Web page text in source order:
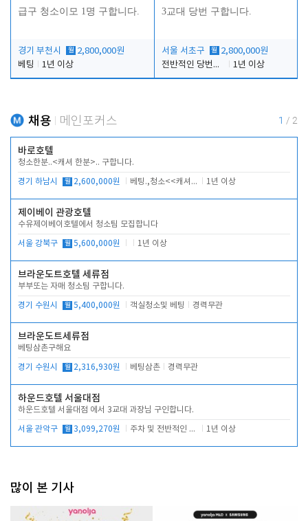
급구 청소이모 1명 구합니다.
경기 부천시 월 2,800,000원
베팅
1년 이상
3교대 당번 구합니다.
서울 서초구 월 2,800,000원
전반적인 당번업무
1년 이상
채용 메인포커스 1 / 2
바로호텔
청소한분..<캐셔 한분>.. 구합니다.
경기 하남시 월 2,600,000원 베팅.,청소<<캐셔 모셔봅니다. 1년 이상
제이베이 관광호텔
수유제이베이호텔에서 청소팀 모집합니다
서울 강북구 월 5,600,000원 1년 이상
브라운도트호텔 세류점
부부또는 자매 청소팀 구합니다.
경기 수원시 월 5,400,000원 객실청소및 베팅 경력무관
브라운도트세류점
베팅삼촌구해요
경기 수원시 월 2,316,930원 베팅삼촌 경력무관
하운드호텔 서울대점
하운드호텔 서울대점 에서 3교대 과장님 구인합니다.
서울 관악구 월 3,099,270원 주차 및 전반적인 당번업무 1년 이상
많이 본 기사